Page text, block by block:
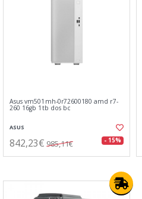
Asus vm501mh-0r72600180 amd r7-
260 16gb 1tb dos bc
ASUS
842,23€ 985,11€ - 15%